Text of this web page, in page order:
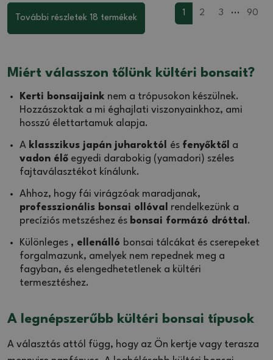
További részletek 18 termékek
1 2 3 ... 90
Miért válasszon tőlünk kültéri bonsait?
Kerti bonsaijaink nem a trópusokon készülnek.
Hozzászoktak a mi éghajlati viszonyainkhoz, ami
hosszú élettartamuk alapja.
A klasszikus japán juharoktól és fenyőktől a
vadon élő egyedi darabokig (yamadori) széles
fajtaválasztékot kínálunk.
Ahhoz, hogy fái virágzóak maradjanak,
professzionális bonsai ollóval
rendelkezünk a
precíziós metszéshez és bonsai formázó dróttal .
Különleges , ellenálló bonsai tálcákat és cserepeket
forgalmazunk, amelyek nem repednek meg a
fagyban, és elengedhetetlenek a kültéri
termesztéshez.
A legnépszerűbb kültéri bonsai típusok
A választás attól függ, hogy az Ön kertje vagy terasza